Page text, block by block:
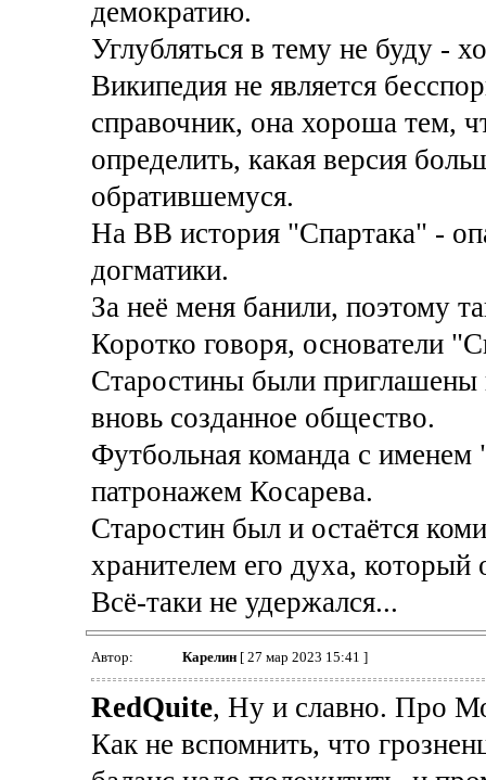
демократию.
Углубляться в тему не буду -
Википедия не является
справочник, она хороша тем,
определить, какая версия
обратившемуся.
На ВВ история "Спартака" -
догматики.
За неё меня банили, поэтому
Коротко говоря, основатели
Старостины были приглашены
вновь созданное общество.
Футбольная команда с именем
патронажем Косарева.
Старостин был и остаётся
хранителем его духа,
Всё-таки не удержался...
Автор: Карелин[ 27 мар 2023 15:41 ]
RedQuite, Ну и славно. Про
Как не вспомнить, что